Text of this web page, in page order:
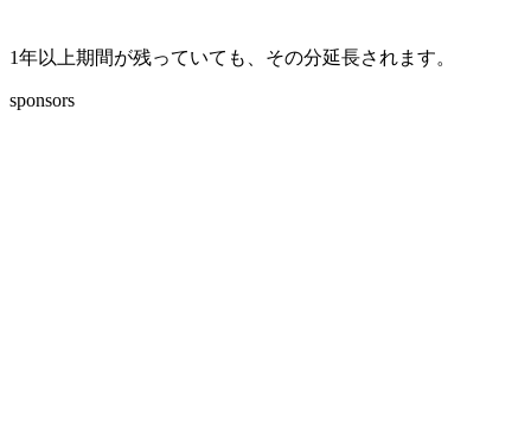
1年以上期間が残っていても、その分延長されます。
sponsors